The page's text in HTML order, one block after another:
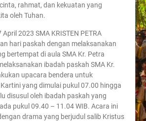
rahmat, dan kekuatan yang
oleh Tuhan.
2023 SMA KRISTEN PETRA
hari paskah dengan melaksanakan
bertempat di aula SMA Kr. Petra
ibadah paskah SMA Kr.
upacara bendera untuk
yang dimulai pukul 07.00 hingga
disusul oleh ibadah paskah yang
pukul 09.40 – 11.04 WIB. Acara ini
drama yang berjudul salib Kristus